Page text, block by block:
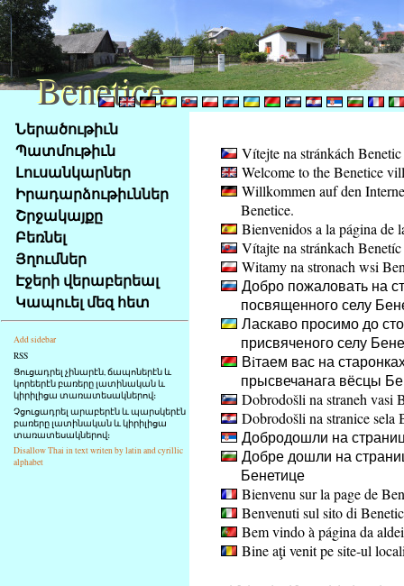
Na
obsah
stránky
Klávesové
zkratky
tomto
webu
základní
Hlavní
strana
Ներածութիւն
Պատմութիւն
Լուսանկարներ
Իրադարձութիւններ
Շրջակայքը
Բեռնել
Յղումներ
Էջերի վերաբերեալ
Կապուել մեզ հետ
Add sidebar
RSS
Ցուցադրել չինարէն, ճապոներէն և
կորեերէն բառերը լատինական և
կիրիլիցա տառատեսակներով։
Չցուցադրել արաբերէն և պարսկերէն
բառերը լատինական և կիրիլիցա
տառատեսակներով։
Disallow Thai in text writen by latin and cyrillic
alphabet
Vítejte na stránkách Benetic
Welcome to the Benetice
Willkommen auf den
Benetice.
Bienvenidos a la página de
Vítajte na stránkach Benetíc
Witamy na stronach wsi
Добро пожаловать на
посвященного селу
Ласкаво просимо до
присвяченого селу
Вiтаем вас на
прысвечанага вёсцы
Dobrodošli na straneh vasi
Dobrodošli na stranice sela
Добродошли на
Добре дошли на
Бенетице
Bienvenu sur la page de
Benvenuti sul sito di
Bem vindo à página da
Bine aţi venit pe site-ul
Benetice
Benetice